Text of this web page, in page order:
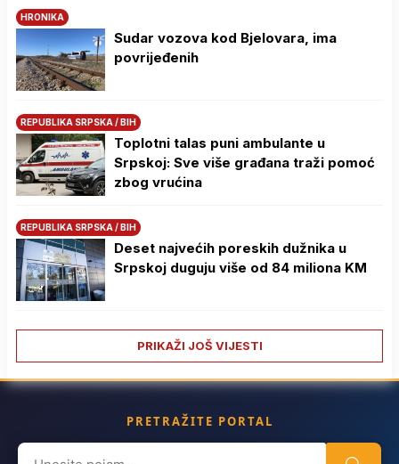
HRONIKA
Sudar vozova kod Bjelovara, ima
povrijeđenih
REPUBLIKA SRPSKA / BIH
Toplotni talas puni ambulante u
Srpskoj: Sve više građana traži pomoć
zbog vrućina
REPUBLIKA SRPSKA / BIH
Deset najvećih poreskih dužnika u
Srpskoj duguju više od 84 miliona KM
PRIKAŽI JOŠ VIJESTI
PRETRAŽITE PORTAL
Search